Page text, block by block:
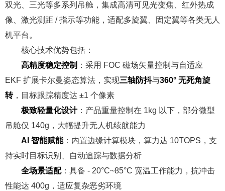
双光、三光等多系列吊舱，集成高清可见光变焦、红外热成
像、激光测距 / 指示等功能，适配多旋翼、固定翼等各类无人
机平台。
核心技术优势包括：
高精度稳定控制 ：采用 FOC 磁场矢量控制与自适应
EKF 扩展卡尔曼姿态算法，实现三轴防抖与360° 无死角旋
转，目标跟踪精度达 ±1 个像素
极致轻量化设计：产品重量控制在 1kg 以下，部分微型
吊舱仅 140g，大幅提升无人机续航能力
AI 智能赋能：内置边缘计算模块，算力达 10TOPS，支
持实时目标识别、自动追踪与数据分析
全场景适配：具备 - 20°C~85°C 宽温工作能力，抗冲击
性能达 400g，适应复杂恶劣环境